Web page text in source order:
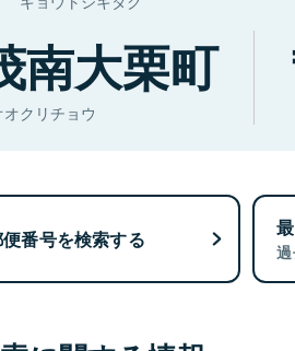
南大栗町
クリチョウ
番号を検索する